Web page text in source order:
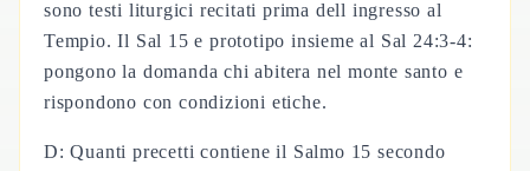
sono testi liturgici recitati prima dell ingresso al
Tempio. Il Sal 15 e prototipo insieme al Sal 24:3-4:
pongono la domanda chi abitera nel monte santo e
rispondono con condizioni etiche.
D: Quanti precetti contiene il Salmo 15 secondo